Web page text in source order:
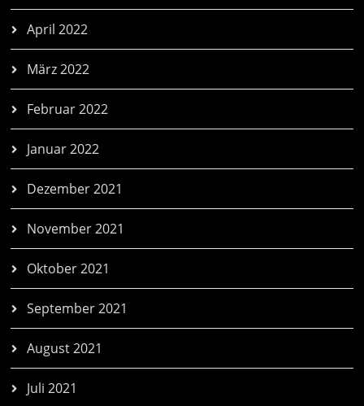
April 2022
März 2022
Februar 2022
Januar 2022
Dezember 2021
November 2021
Oktober 2021
September 2021
August 2021
Juli 2021